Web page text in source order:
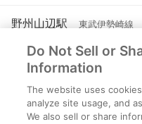
野州山辺駅 東武伊勢崎線
足利市八幡町
このページの店舗から 3.9 km
小泉町駅 東武小泉線
邑楽郡大泉町城之内２-４-１
Do Not Sell or
Information
The website uses
analyze site usage, and
We also sell or share